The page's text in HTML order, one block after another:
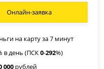
Онлайн-заявка
на карту за 7 минут
в день (ПСК0-292%)
000 рублей